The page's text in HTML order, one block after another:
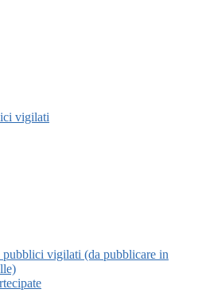
vigilati
pubblici vigilati (da pubblicare in